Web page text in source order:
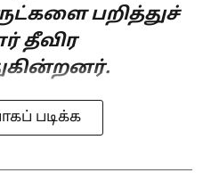
பறித்துச்
தீவிர
படிக்க